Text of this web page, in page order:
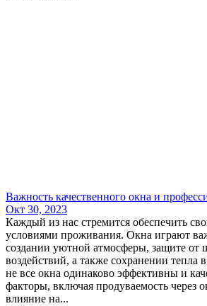
Важность качественного окна и
Окт 30, 2023
Каждый из нас стремится обеспечить
условиями проживания. Окна играют
создании уютной атмосферы, защите
воздействий, а также сохранении
не все окна одинаково эффективны и
факторы, включая продуваемость через
влияние на...